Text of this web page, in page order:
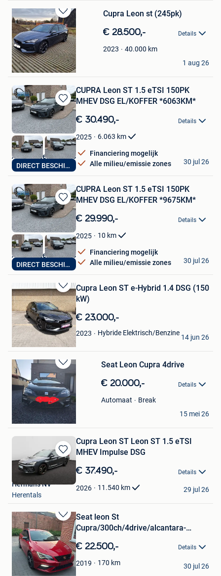
Bewaren
in
Mijn
Favorieten
Cupra Leon st (245pk)
€ 28.500,- Details
2023 40.000 km
glen
Aartselaar
1 aug 26
Bewaren
in
Mijn
Favorieten
DIRECT BESCHIKBAAR
CUPRA Leon ST 1.5 eTSI 150PK
MHEV DSG EL/KOFFER *6063KM*
€ 30.490,- Details
2025 6.063 km
Financiering mogelijk
Alle milieu/emissie zones
Autohandel Mertens
Bilzen
30 jul 26
Bewaren
in
Mijn
Favorieten
DIRECT BESCHIKBAAR
CUPRA Leon ST 1.5 eTSI 150PK
MHEV DSG EL/KOFFER *9675KM*
€ 29.990,- Details
2025 10 km
Financiering mogelijk
Alle milieu/emissie zones
Autohandel Mertens
Bilzen
30 jul 26
Bewaren
in
Mijn
Favorieten
Cupra Leon ST e-Hybrid 1.4 DSG (150
kW)
€ 23.000,-
2023 Hybride Elektrisch/Benzine
NDM
Kemzeke
14 jun 26
Bewaren
in
Mijn
Favorieten
Seat Leon Cupra 4drive
€ 20.000,- Details
Automaat
Break
Dennis
Balen
15 mei 26
Bewaren
in
Favorieten
Cupra Leon ST Leon ST 1.5 eTSI
MHEV Impulse DSG
€ 37.490,- Details
2026 11.540 km
Hermans NV
Herentals
29 jul 26
Bewaren
in
Mijn
Favorieten
Seat leon St
Cupra/300ch/4drive/alcantara-
€ 22.500,- Details
2019 170 km
Mechelen
30 jul 26